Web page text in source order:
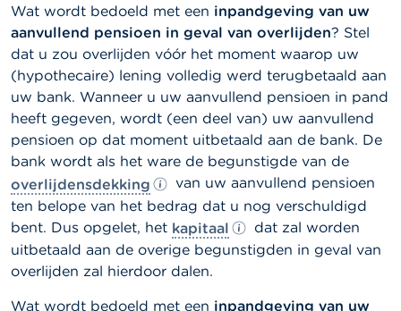
w
s
&
W
a
a
r
s
c
h
w
i
n
g
e
n
Wat wordt bedoeld met een inpandgeving van uw
aanvullend pensioen in geval van overlijden? Stel
dat u zou overlijden vóór het moment waarop uw
(hypothecaire) lening volledig werd terugbetaald aan
uw bank. Wanneer u uw aanvullend pensioen in pand
heeft gegeven, wordt (een deel van) uw aanvullend
pensioen op dat moment uitbetaald aan de bank. De
bank wordt als het ware de begunstigde van de
overlijdensdekking
van uw aanvullend pensioen
ten belope van het bedrag dat u nog verschuldigd
bent. Dus opgelet, het kapitaal
dat zal worden
uitbetaald aan de overige begunstigden in geval van
overlijden zal hierdoor dalen.
Wat wordt bedoeld met een inpandgeving van uw